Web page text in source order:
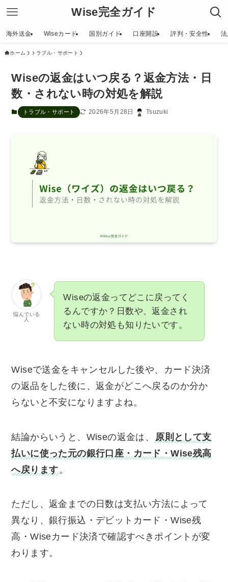
Wise完全ガイド
海外送金 Wiseカード 国別ガイド 口座開設 評判・安全性
ホーム トラブル・サポート
Wiseの返金はいつ戻る？返金方法・日
数・されない時の対処を解説
トラブル・サポート 2026年5月28日 Tsuzuki
悩んでいる
人
Wiseの返金ってどこに戻ってく
るんですか？日数や、返金され
ない時の対処も知りたいです。
Wiseで送金をキャンセルした後や、カード決済
の返品をした後に、返金がどこへ戻るのか分か
らないと不安になりますよね。
結論からいうと、Wiseの返金は、
原則として支
払いに使った元の銀行口座・カード・Wise残高
へ戻ります 。
ただし、返金までの日数は支払い方法によって
異なり、銀行振込・デビットカード・Wise残
高・Wiseカード決済で確認すべきポイントが変
わります。